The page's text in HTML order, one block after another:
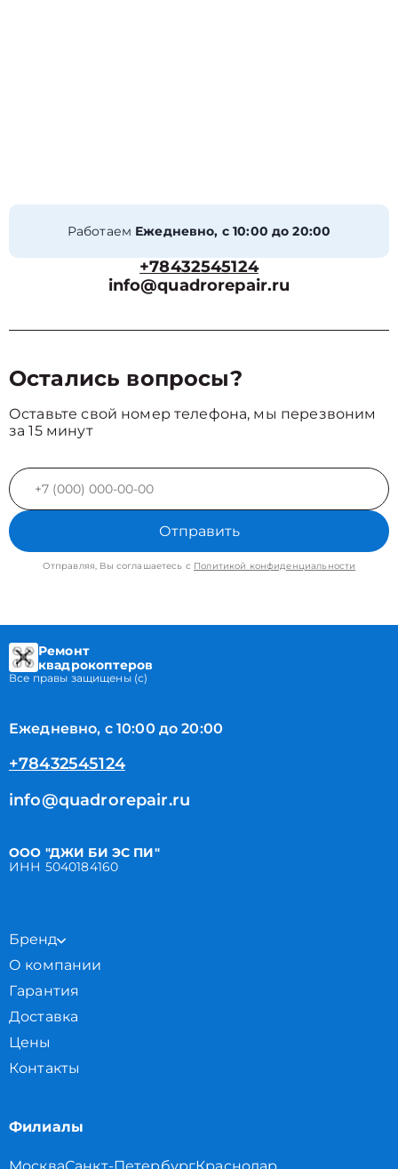
Работаем Ежедневно, с 10:00 до 20:00
+78432545124
info@quadrorepair.ru
Остались вопросы?
Оставьте свой номер телефона, мы перезвоним
за 15 минут
Отправить
Отправляя, Вы соглашаетесь с Политикой конфиденциальности
Ремонт
квадрокоптеров
Все правы защищены (с)
Ежедневно, с 10:00 до 20:00
+78432545124
info@quadrorepair.ru
ООО "ДЖИ БИ ЭС ПИ"
ИНН 5040184160
Бренд
О компании
Гарантия
Доставка
Цены
Контакты
Филиалы